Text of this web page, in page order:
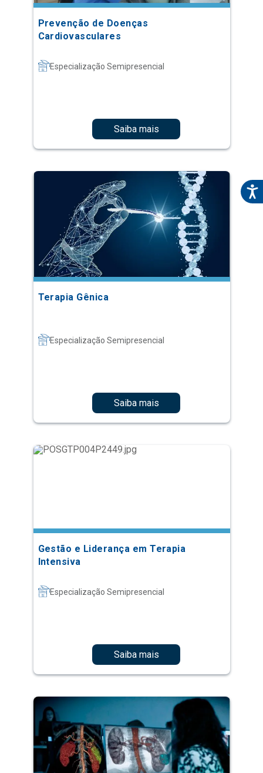
Prevenção de Doenças
Cardiovasculares
Especialização Semipresencial
Saiba mais
Terapia Gênica
Especialização Semipresencial
Saiba mais
Gestão e Liderança em Terapia
Intensiva
Especialização Semipresencial
Saiba mais